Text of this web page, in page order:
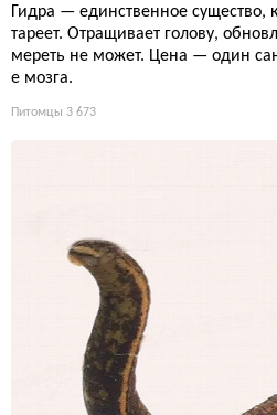
Гидра — единственное существо,
тареет. Отращивает голову,
мереть не может. Цена — один
е мозга.
Питомцы 3 673